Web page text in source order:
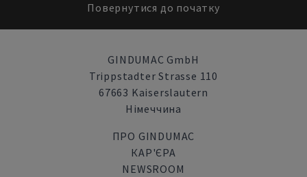
Повернутися до початку
GINDUMAC GmbH
Trippstadter Strasse 110
67663 Kaiserslautern
Німеччина
ПРО GINDUMAC
КАР'ЄРА
NEWSROOM